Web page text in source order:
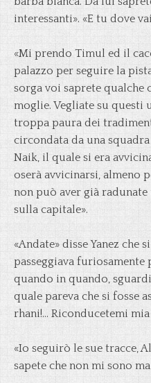
interessanti». «E tu dove
«Mi prendo Timul ed il
palazzo per seguire la
sorga voi saprete qualche
moglie. Vegliate su questi
troppa paura dei
circondata da una
Naik, il quale si era
oserà avvicinarsi, almeno
non può aver già
sulla capitale».
«Andate» disse Yanez che
passeggiava
quando in quando,
quale pareva che si fosse
rhani!… Riconducetemi
«Io seguirò le sue tracce,
sapete che non mi sono